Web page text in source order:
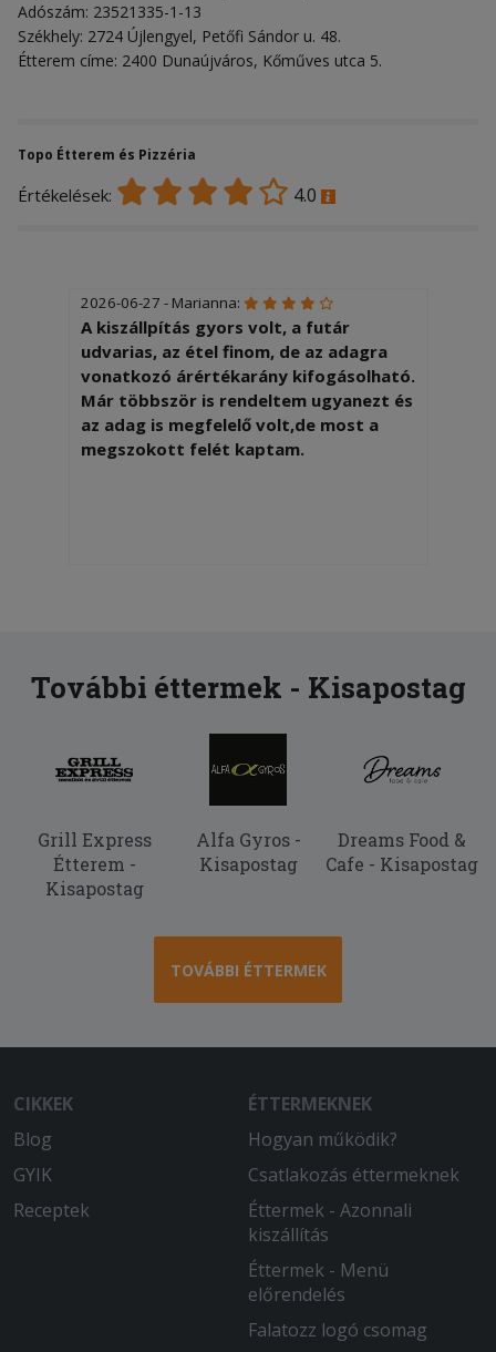
Adószám: 23521335-1-13
Székhely: 2724 Újlengyel, Petőfi Sándor u. 48.
Étterem címe: 2400 Dunaújváros, Kőműves utca 5.
Topo Étterem és Pizzéria
Értékelések: 4.0
2026-06-27 - Marianna:
A kiszállpítás gyors volt, a futár
udvarias, az étel finom, de az adagra
vonatkozó árértékarány kifogásolható.
Már többször is rendeltem ugyanezt és
az adag is megfelelő volt,de most a
megszokott felét kaptam.
További éttermek - Kisapostag
Grill Express
Étterem -
Kisapostag
Alfa Gyros -
Kisapostag
Dreams Food &
Cafe - Kisapostag
TOVÁBBI ÉTTERMEK
CIKKEK
Blog
GYIK
Receptek
ÉTTERMEKNEK
Hogyan működik?
Csatlakozás éttermeknek
Éttermek - Azonnali
kiszállítás
Éttermek - Menü
előrendelés
Falatozz logó csomag